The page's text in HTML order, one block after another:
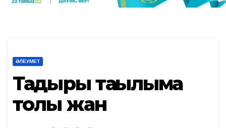
ӘЛЕУМЕТ
Тағдыры тағылымға
толы жан